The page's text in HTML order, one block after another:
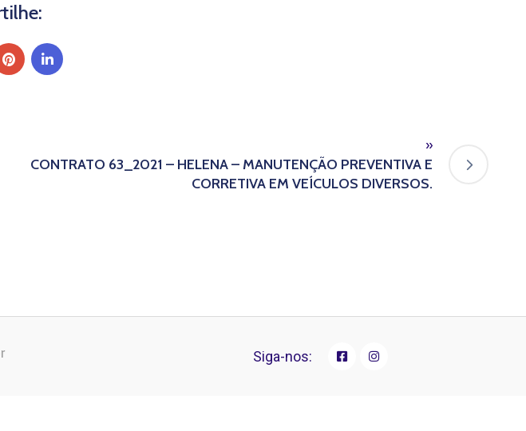
»
CONTRATO 63_2021 – HELENA – MANUTENÇÃO PREVENTIVA E
CORRETIVA EM VEÍCULOS DIVERSOS.
Siga-nos: